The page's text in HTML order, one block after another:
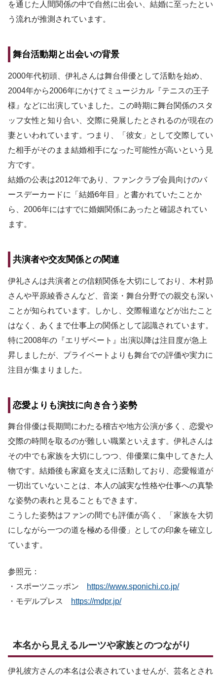
を通じた人間関係の中で自然に出会い、結婚に至ったとい
う流れが推測されています。
舞台活動期と出会いの背景
2000年代初頭、伊礼さんは舞台俳優として活動を始め、
2004年から2006年にかけてミュージカル『テニスの王子
様』などに出演していました。この時期に舞台関係のスタ
ッフ女性と知り合い、交際に発展したとされるのが現在の
妻といわれています。つまり、「彼女」として交際してい
た相手がそのまま結婚相手になった可能性が高いという見
方です。
結婚の公表は2012年であり、ファンクラブ会員向けのバ
ースデーカードに「結婚6年目」と書かれていたことか
ら、2006年にはすでに婚姻関係にあったと確認されてい
ます。
共演者や交友関係との関連
伊礼さんは共演者との信頼関係を大切にしており、木村昴
さんや平原綾香さんなど、音楽・舞台分野での親交も深い
ことが知られています。しかし、交際報道などが出たこと
はなく、あくまで仕事上の関係として認識されています。
特に2008年の『エリザベート』出演以降は注目度が急上
昇しましたが、プライベートよりも舞台での評価や実力に
注目が集まりました。
恋愛よりも演技に向き合う姿勢
舞台俳優は長期間にわたる稽古や地方公演が多く、恋愛や
交際の時間を取るのが難しい職業といえます。伊礼さんは
その中でも家族を大切にしつつ、俳優業に集中してきた人
物です。結婚後も家庭を支えに活動しており、恋愛報道が
一切出ていないことは、本人の誠実な性格や仕事への真摯
な姿勢の表れと見ることもできます。
こうした姿勢はファンの間でも評価が高く、「家族を大切
にしながら一つの道を極める俳優」としての印象を確立し
ています。
参照元：
・スポーツニッポン
https://www.sponichi.co.jp/
・モデルプレス
https://mdpr.jp/
本名から見えるルーツや家族とのつながり
伊礼彼方さんの本名は公表されていませんが、芸名とされ